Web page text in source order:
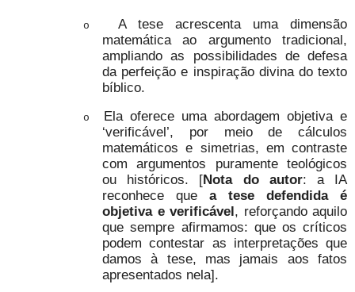
o
A tese acrescenta uma dimensão
matemática ao argumento tradicional,
ampliando as possibilidades de defesa
da perfeição e inspiração divina do texto
bíblico.
o
Ela oferece uma abordagem objetiva e
‘verificável’, por meio de cálculos
matemáticos e simetrias, em contraste
com argumentos puramente teológicos
ou históricos. [Nota do autor: a IA
reconhece quea tese defendida é
objetiva e verificável, reforçando aquilo
que sempre afirmamos: que os críticos
podem contestar as interpretações que
damos à tese, mas jamais aos fatos
apresentados nela].